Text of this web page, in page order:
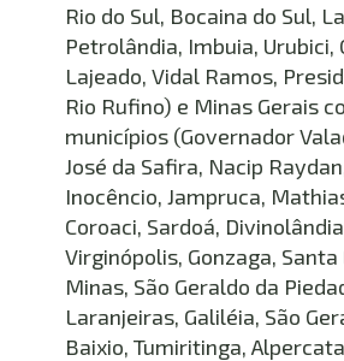
Rio do Sul, Bocaina do Sul,
Petrolândia, Imbuia, Urubici,
Lajeado, Vidal Ramos,
Rio Rufino) e Minas Gerais
municípios (Governador
José da Safira, Nacip
Inocêncio, Jampruca,
Coroaci, Sardoá,
Virginópolis, Gonzaga,
Minas, São Geraldo da
Laranjeiras, Galiléia, São
Baixio, Tumiritinga,